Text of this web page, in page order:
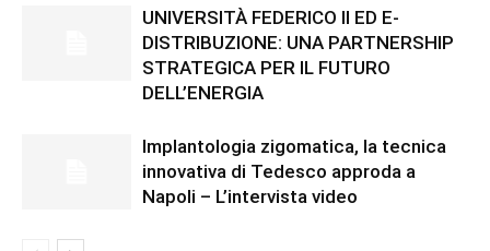
UNIVERSITÀ FEDERICO II ED E-
DISTRIBUZIONE: UNA PARTNERSHIP
STRATEGICA PER IL FUTURO
DELL’ENERGIA
Implantologia zigomatica, la tecnica
innovativa di Tedesco approda a
Napoli – L’intervista video